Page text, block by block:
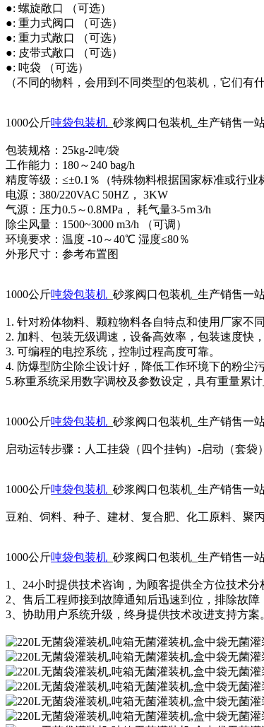
●: 螺旋敞口 （可选）
●: 重力式阀口 （可选）
●: 重力式敞口 （可选）
●: 皮带式敞口 （可选）
●: 吨袋 （可选）
（不同的物料，会用到不同类型的包装机，它们有
1000公斤吨袋包装机 _砂浆阀口包装机_生产销售一
包装规格：25kg-2吨/袋
工作能力：180～240 bag/h
精度等级：≤±0.1％（特殊物料根据国家标准或行业
电源：380/220VAC 50HZ， 3KW
气源：压力0.5～0.8MPa， 耗气量3-5ｍ3/h
除尘风量：1500~3000 m3/h （可调）
环境要求：温度 -10～40℃ 湿度≤80％
外形尺寸：参考布置图
1000公斤吨袋包装机 _砂浆阀口包装机_生产销售一
1. 针对粉体物料、颗粒物料各自特点和使用厂家不
2. 加料、包装无级调速，设备高效率，包装速度快
3. 可编程的电控系统，控制过程高度可靠。
4. 防爆型防尘除尘设计好，降低工作环境下的粉尘污
5.称重系统采用数字调校及参数设定，具有重量累
1000公斤吨袋包装机 _砂浆阀口包装机_生产销售一
启动运转步骤：人工挂袋（四个挂钩）-启动（套
1000公斤吨袋包装机 _砂浆阀口包装机_生产销售一
豆粕、饲料、种子、建材、复合肥、化工原料、聚
1000公斤吨袋包装机 _砂浆阀口包装机_生产销售一
1、24小时提供技术咨询，为顾客提供全方位技术分
2、售后工程师接到故障通知后迅速到位，排除故障
3、协助用户系统升级，终身提供技术改进支持方案